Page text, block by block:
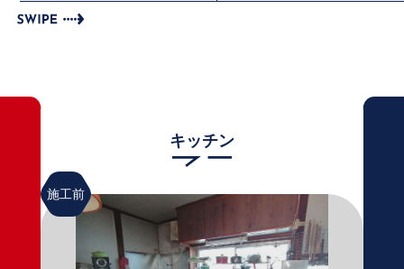
キッチン
施工前